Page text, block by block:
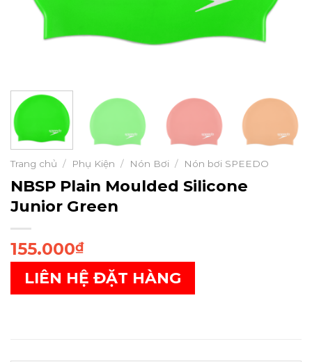
Trang chủ / Phụ Kiện / Nón Bơi / Nón bơi SPEEDO
NBSP Plain Moulded Silicone
Junior Green
155.000₫
LIÊN HỆ ĐẶT HÀNG